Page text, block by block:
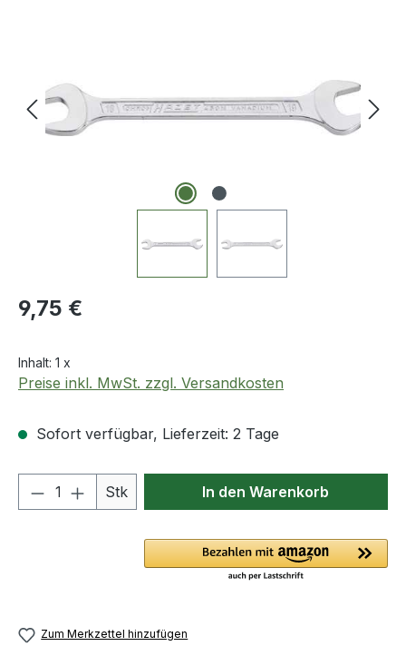
Regulärer Preis:
9,75 €
Inhalt: 1 x
Preise inkl. MwSt. zzgl. Versandkosten
Sofort verfügbar, Lieferzeit: 2 Tage
Produkt Anzahl: Gib den
Stk In den Warenkorb
Zum Merkzettel hinzufügen